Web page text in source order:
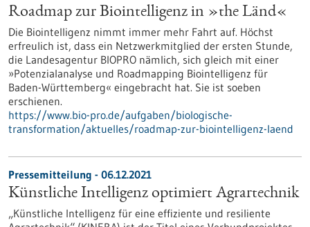
Roadmap zur Biointelligenz in »the Länd«
Die Biointelligenz nimmt immer mehr Fahrt auf. Höchst
erfreulich ist, dass ein Netzwerkmitglied der ersten Stunde,
die Landesagentur BIOPRO nämlich, sich gleich mit einer
»Potenzialanalyse und Roadmapping Biointelligenz für
Baden-Württemberg« eingebracht hat. Sie ist soeben
erschienen.
https://www.bio-pro.de/aufgaben/biologische-
transformation/aktuelles/roadmap-zur-biointelligenz-laend
Pressemitteilung - 06.12.2021
Künstliche Intelligenz optimiert Agrartechnik
„Künstliche Intelligenz für eine effiziente und resiliente